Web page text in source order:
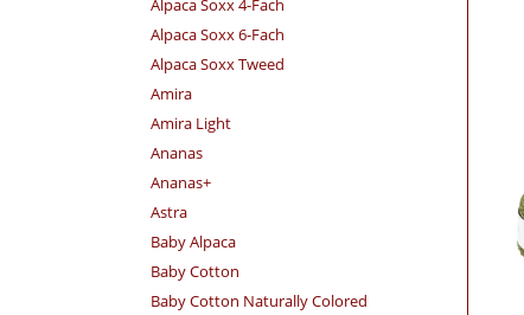
Alpaca Soxx 4-Fach
Alpaca Soxx 6-Fach
Alpaca Soxx Tweed
Amira
Amira Light
Ananas
Ananas+
Astra
Baby Alpaca
Baby Cotton
Baby Cotton Naturally Colored